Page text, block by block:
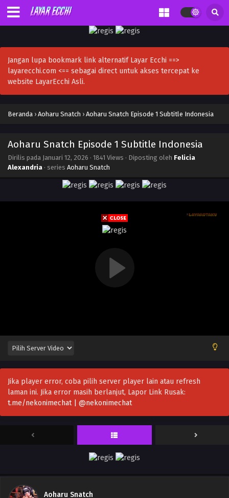
Jangan lupa bookmark link alternatif Layar Ecchi ==>
layarecchi.com <== sebagai direct untuk akses tercepat ke
website LayarEcchi Asli.
Beranda › Aoharu Snatch › Aoharu Snatch Episode 1 Subtitle Indonesia
Aoharu Snatch Episode 1 Subtitle Indonesia
Dirilis pada Januari 12, 2026 · 1841 Views · Diposting oleh Felicia
Alexandria · series Aoharu Snatch
Jika player error, coba pilih server player lain atau refresh
laman ini. Jika error masih berlanjut, Lapor Link Rusak:
t.me/nekonimechat | @nekonimechat
Aoharu Snatch